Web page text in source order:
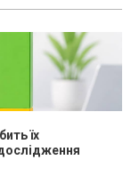
їх